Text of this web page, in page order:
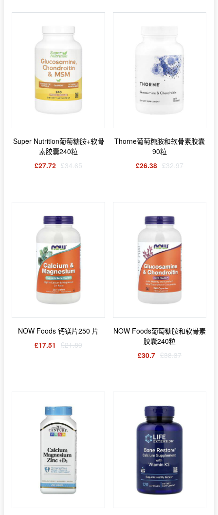
Super Nutrition葡萄糖胺+软骨
素胶囊240粒
£27.72 £34.65
Thorne葡萄糖胺和软骨素胶囊
90粒
£26.38 £32.97
NOW Foods 钙镁片250 片
£17.51 £21.89
NOW Foods葡萄糖胺和软骨素
胶囊240粒
£30.7 £38.37